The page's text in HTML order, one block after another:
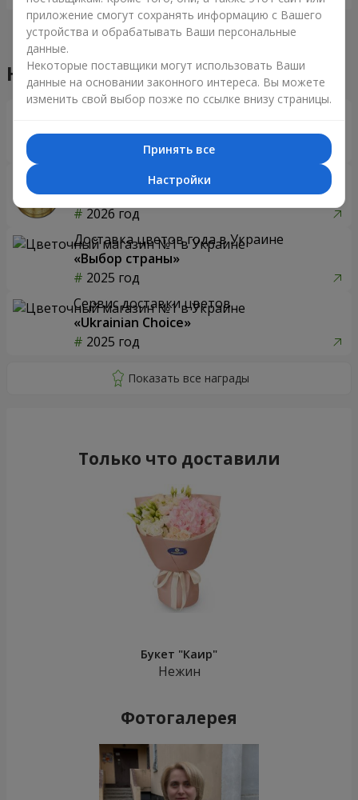
Наши достижения
Доставка цветов года в Украине
«Выбор страны»
Лучший цветочный магазин
«Ukrainian Business Award»
2026 год
Доставка цветов года в Украине
«Выбор страны»
2025 год
Сервис доставки цветов
«Ukrainian Choice»
2025 год
Только что доставили
Букет "Каир"
Нежин
Фотогалерея
приложение смогут сохранять информацию с Вашего
устройства и обрабатывать Ваши персональные
данные.
Некоторые поставщики могут использовать Ваши
данные на основании законного интереса. Вы можете
изменить свой выбор позже по ссылке внизу страницы.
Принять все
Настройки